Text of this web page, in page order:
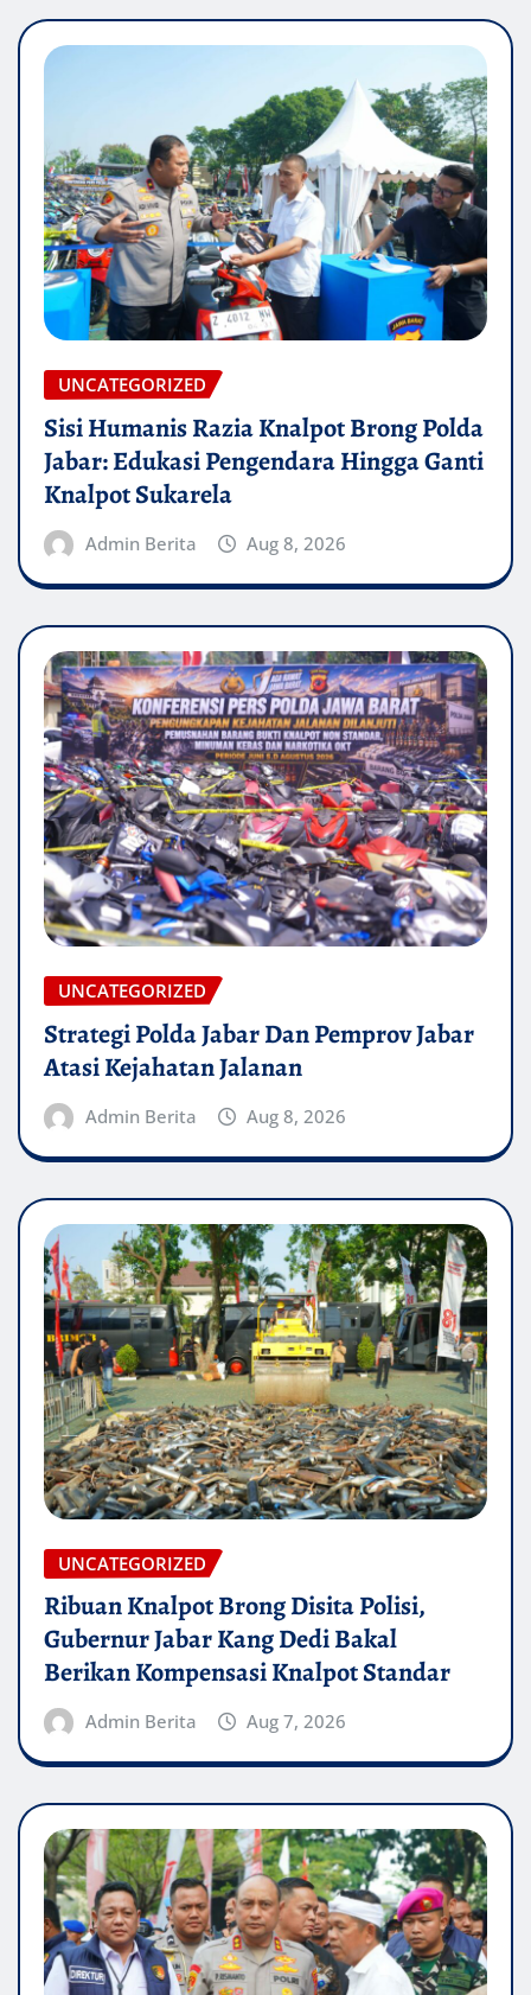
UNCATEGORIZED
Sisi Humanis Razia Knalpot Brong Polda
Jabar: Edukasi Pengendara Hingga Ganti
Knalpot Sukarela
Admin Berita Aug 8, 2026
UNCATEGORIZED
Strategi Polda Jabar Dan Pemprov Jabar
Atasi Kejahatan Jalanan
Admin Berita Aug 8, 2026
UNCATEGORIZED
Ribuan Knalpot Brong Disita Polisi,
Gubernur Jabar Kang Dedi Bakal
Berikan Kompensasi Knalpot Standar
Admin Berita Aug 7, 2026